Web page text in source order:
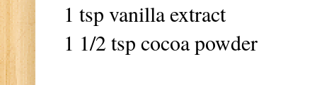
1 tsp vanilla extract
1 1/2 tsp cocoa powder